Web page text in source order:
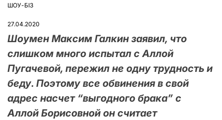
ОПУБЛІКУВАТИ
ШОУ-БІЗ
27.04.2020
Шоумен Максим Галкин заявил, что
слишком много испытал с Аллой
Пугачевой, пережил не одну трудность и
беду. Поэтому все обвинения в свой
адрес насчет “выгодного брака” с
Аллой Борисовной он считает